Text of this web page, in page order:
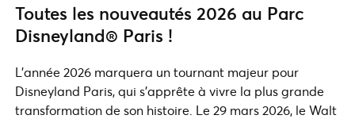
Toutes les nouveautés 2026 au Parc
Disneyland® Paris !
L’année 2026 marquera un tournant majeur pour
Disneyland Paris, qui s’apprête à vivre la plus grande
transformation de son histoire. Le 29 mars 2026, le Walt